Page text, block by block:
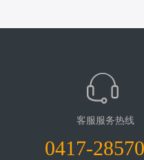
客服服务热线
0417-